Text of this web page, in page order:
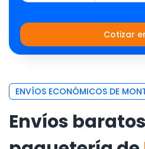
Cotizar
ENVÍOS ECONÓMICOS DE
Envíos